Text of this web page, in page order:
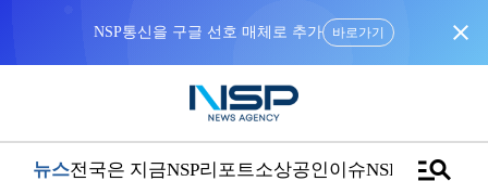
NSP통신을 구글 선호 매체로 추가 바로가기 close
뉴스전국은 지금NSP리포트소상공인이슈NSPTVmanage_search